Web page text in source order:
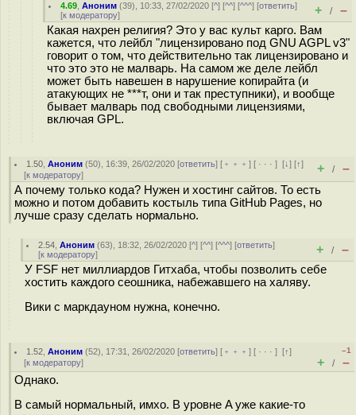
4.69 ,Аноним (39), 10:33, 27/02/2020 [^] [^^] [^^^] [ответить]
[к модератору] + / –
Какая нахрен религия? Это у вас культ карго. Вам
кажется, что лейбл "лицензировано под GNU AGPL v3"
говорит о том, что действительно так лицензировано и
что это это не малварь. На самом же деле лейбл
может быть навешен в нарушение копирайта (и
атакующих не ***т, они и так преступники), и вообще
бывает малварь под свободными лицензиями,
включая GPL.
1.50 ,Аноним (50), 16:39, 26/02/2020 [ответить] [ ﹢﹢﹢] [ · · ·][↓] [↑]
[к модератору] + / –
А почему только кода? Нужен и хостинг сайтов. То есть
можно и потом добавить костыль типа GitHub Pages, но
лучше сразу сделать нормально.
2.54 ,Аноним (63), 18:32, 26/02/2020 [^] [^^] [^^^] [ответить]
[к модератору] + / –
У FSF нет миллиардов Гитхаба, чтобы позволить себе
хостить каждого сеошника, набежавшего на халяву.
Вики с маркдауном нужна, конечно.
1.52 ,Аноним (52), 17:31, 26/02/2020 [ответить] [ ﹢﹢﹢] [ · · ·][↑]
[к модератору]
–1
+ / –
Однако.
B самый нормальный, имхо. В уровне A уже какие-то